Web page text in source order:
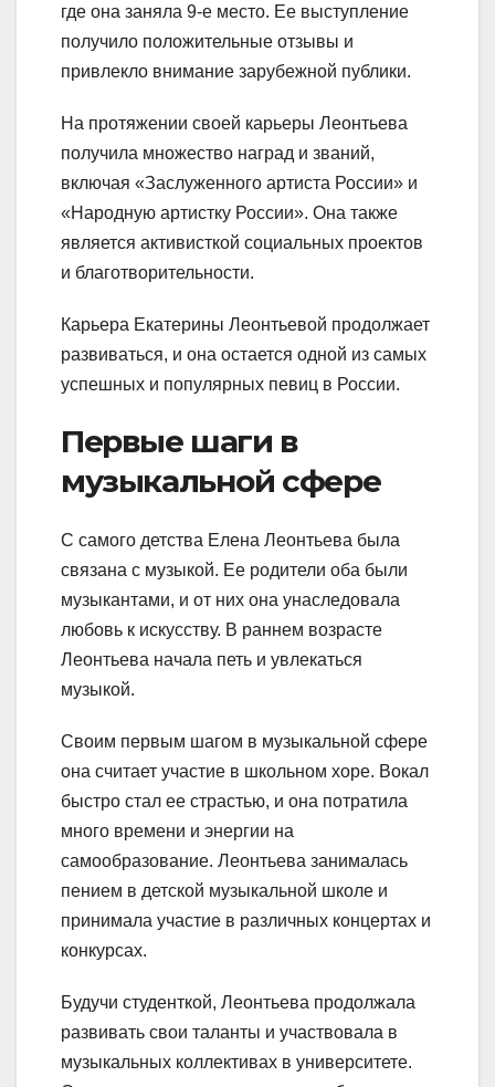
где она заняла 9-е место. Ее выступление
получило положительные отзывы и
привлекло внимание зарубежной публики.
На протяжении своей карьеры Леонтьева
получила множество наград и званий,
включая «Заслуженного артиста России» и
«Народную артистку России». Она также
является активисткой социальных проектов
и благотворительности.
Карьера Екатерины Леонтьевой продолжает
развиваться, и она остается одной из самых
успешных и популярных певиц в России.
Первые шаги в
музыкальной сфере
С самого детства Елена Леонтьева была
связана с музыкой. Ее родители оба были
музыкантами, и от них она унаследовала
любовь к искусству. В раннем возрасте
Леонтьева начала петь и увлекаться
музыкой.
Своим первым шагом в музыкальной сфере
она считает участие в школьном хоре. Вокал
быстро стал ее страстью, и она потратила
много времени и энергии на
самообразование. Леонтьева занималась
пением в детской музыкальной школе и
принимала участие в различных концертах и
конкурсах.
Будучи студенткой, Леонтьева продолжала
развивать свои таланты и участвовала в
музыкальных коллективах в университете.